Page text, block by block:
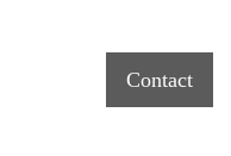
Contact